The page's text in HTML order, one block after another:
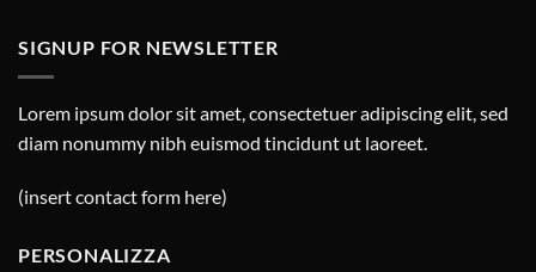
SIGNUP FOR NEWSLETTER
Lorem ipsum dolor sit amet, consectetuer adipiscing elit, sed
diam nonummy nibh euismod tincidunt ut laoreet.
(insert contact form here)
PERSONALIZZA